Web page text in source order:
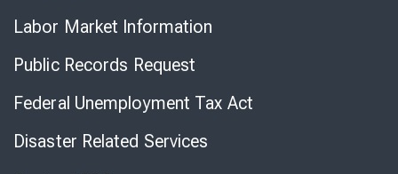
Labor Market Information
Public Records Request
Federal Unemployment Tax Act
Disaster Related Services